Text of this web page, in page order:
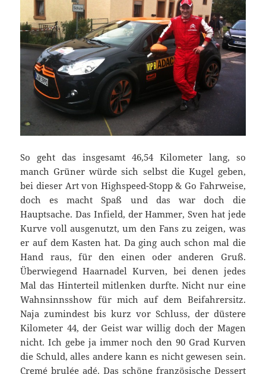
So geht das insgesamt 46,54 Kilometer lang, so
manch Grüner würde sich selbst die Kugel geben,
bei dieser Art von Highspeed-Stopp & Go Fahrweise,
doch es macht Spaß und das war doch die
Hauptsache. Das Infield, der Hammer, Sven hat jede
Kurve voll ausgenutzt, um den Fans zu zeigen, was
er auf dem Kasten hat. Da ging auch schon mal die
Hand raus, für den einen oder anderen Gruß.
Überwiegend Haarnadel Kurven, bei denen jedes
Mal das Hinterteil mitlenken durfte. Nicht nur eine
Wahnsinnsshow für mich auf dem Beifahrersitz.
Naja zumindest bis kurz vor Schluss, der düstere
Kilometer 44, der Geist war willig doch der Magen
nicht. Ich gebe ja immer noch den 90 Grad Kurven
die Schuld, alles andere kann es nicht gewesen sein.
Cremé brulée adé. Das schöne französische Dessert